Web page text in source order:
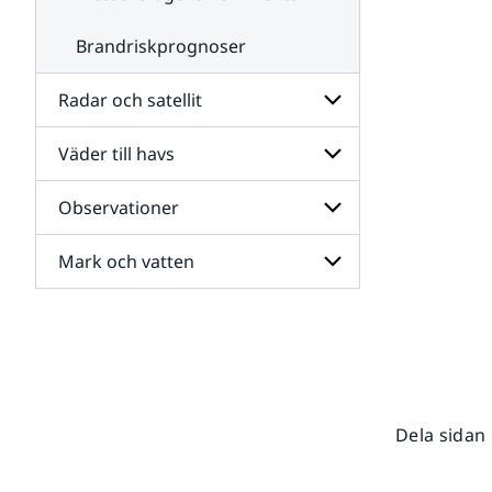
Brandriskprognoser
Radar och satellit
Undersidor
för
Radar
och
satellit
Väder till havs
Undersidor
för
Väder
till
havs
Observationer
Undersidor
för
Mark och vatten
Dela sidan